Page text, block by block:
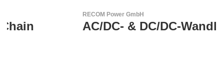
RECOM Power GmbH
AC/DC- & DC/DC-Wandler